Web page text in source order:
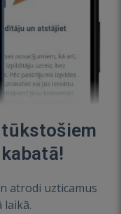
atrodi uzticamus
laikā.